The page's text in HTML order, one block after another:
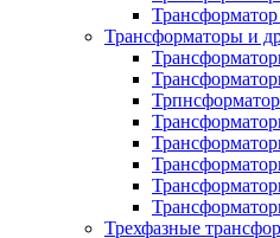
Трансформаторы и
Трехфазные